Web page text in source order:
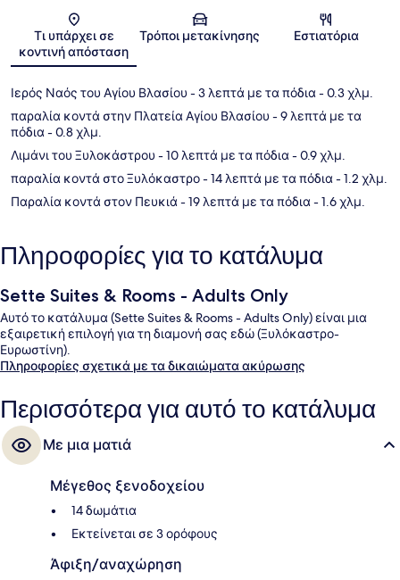
Χάρτης
Τι υπάρχει σε
κοντινή απόσταση
Τρόποι μετακίνησης Εστιατόρια
Ιερός Ναός του Αγίου Βλασίου - 3 λεπτά με τα πόδια- 0.3 χλμ.
παραλία κοντά στην Πλατεία Αγίου Βλασίου - 9 λεπτά με τα
πόδια- 0.8 χλμ.
Λιμάνι του Ξυλοκάστρου - 10 λεπτά με τα πόδια- 0.9 χλμ.
παραλία κοντά στο Ξυλόκαστρο- 14 λεπτά με τα πόδια- 1.2 χλμ.
Παραλία κοντά στον Πευκιά- 19 λεπτά με τα πόδια- 1.6 χλμ.
Πληροφορίες για το κατάλυμα
Sette Suites & Rooms - Adults Only
Αυτό το κατάλυμα (Sette Suites & Rooms - Adults Only) είναι μια
εξαιρετική επιλογή για τη διαμονή σας εδώ (Ξυλόκαστρο-
Ευρωστίνη).
Πληροφορίες σχετικά με τα δικαιώματα ακύρωσης
Περισσότερα για αυτό το κατάλυμα
Με μια ματιά
Μέγεθος ξενοδοχείου
14 δωμάτια
Εκτείνεται σε 3 ορόφους
Άφιξη/αναχώρηση